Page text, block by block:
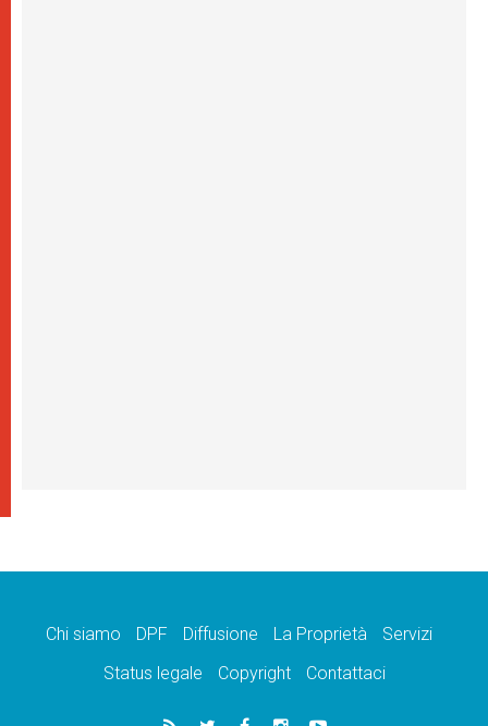
Chi siamo DPF Diffusione La Proprietà
Servizi
Status legale
Copyright Contattaci